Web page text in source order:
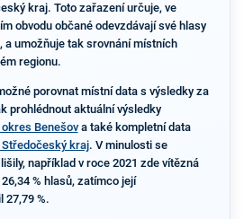
kraj. Toto zařazení určuje, ve
obvodu občané odevzdávají své hlasy
a umožňuje tak srovnání místních
regionu.
porovnat místní data s výsledky za
prohlédnout aktuální výsledky
Benešova také kompletní data
kraj. V minulosti se
například v roce 2021 zde vítězná
% hlasů, zatímco její
27,79 %.